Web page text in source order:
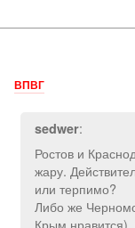
ВПВГ
sedwer:
Ростов и
жару.
или терпимо?
Либо же
Крым